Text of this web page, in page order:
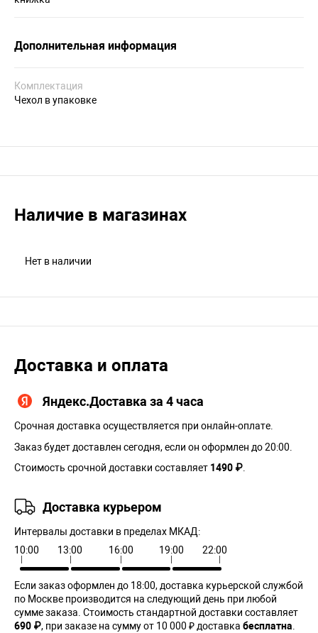
Дополнительная информация
Комплектация
Чехол в упаковке
Наличие в магазинах
Нет в наличии
Доставка и оплата
Яндекс.Доставка за 4 часа
Срочная доставка осуществляется при онлайн-оплате.
Заказ будет доставлен сегодня, если он оформлен до 20:00.
Стоимость срочной доставки составляет 1490 ₽
Доставка курьером
Интервалы доставки в пределах МКАД:
10:00
13:00 16:00 19:00 22:00
Если заказ оформлен до 18:00, доставка курьерской службой
по Москве производится на следующий день при любой
сумме заказа. Cтоимость стандартной доставки составляет
690 ₽, при заказе на сумму от 10 000 ₽ доставка бесплатна